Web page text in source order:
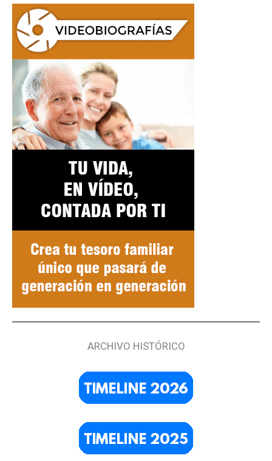
ARCHIVO HISTÓRICO